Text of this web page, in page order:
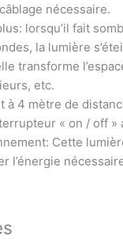
nécessaire.
lorsqu’il fait
la lumière
transforme
etc.
à 4 mètre de
« on / off
Cette
l’énergie